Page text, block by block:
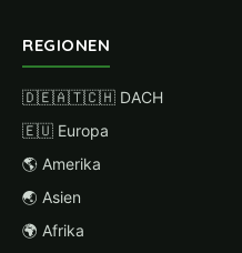
REGIONEN
🇩🇪🇦🇹🇨🇭 DACH
🇪🇺 Europa
🌎 Amerika
🌏 Asien
🌍 Afrika